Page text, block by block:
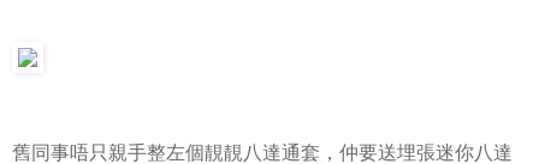
舊同事唔只親手整左個靚靚八達通套，仲要送埋張迷你八達